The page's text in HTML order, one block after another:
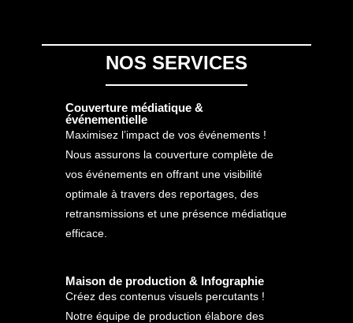
NOS SERVICES
Couverture médiatique &
événementielle
Maximisez l’impact de vos événements !
Nous assurons la couverture complète de
vos événements en offrant une visibilité
optimale à travers des reportages, des
retransmissions et une présence médiatique
efficace.
Maison de production & Infographie
Créez des contenus visuels percutants !
Notre équipe de production élabore des